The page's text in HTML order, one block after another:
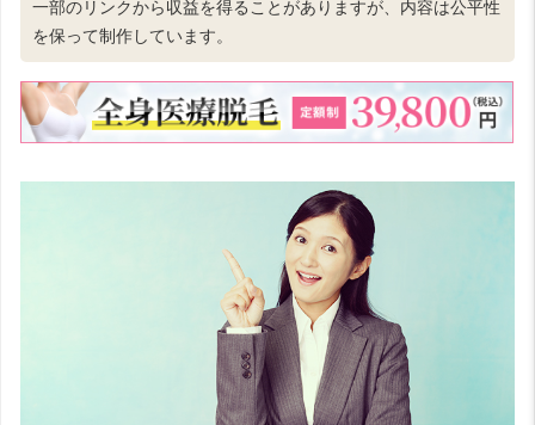
一部のリンクから収益を得ることがありますが、内容は公平性
を保って制作しています。